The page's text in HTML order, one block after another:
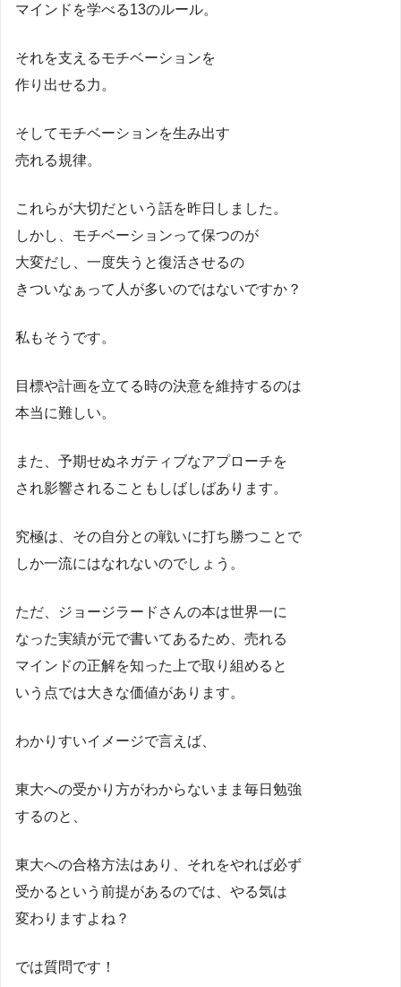
マインドを学べる13のルール。
それを支えるモチベーションを
作り出せる力。
そしてモチベーションを生み出す
売れる規律。
これらが大切だという話を昨日しました。
しかし、モチベーションって保つのが
大変だし、一度失うと復活させるの
きついなぁって人が多いのではないですか？
私もそうです。
目標や計画を立てる時の決意を維持するのは
本当に難しい。
また、予期せぬネガティブなアプローチを
され影響されることもしばしばあります。
究極は、その自分との戦いに打ち勝つことで
しか一流にはなれないのでしょう。
ただ、ジョージラードさんの本は世界一に
なった実績が元で書いてあるため、売れる
マインドの正解を知った上で取り組めると
いう点では大きな価値があります。
わかりすいイメージで言えば、
東大への受かり方がわからないまま毎日勉強
するのと、
東大への合格方法はあり、それをやれば必ず
受かるという前提があるのでは、やる気は
変わりますよね？
では質問です！